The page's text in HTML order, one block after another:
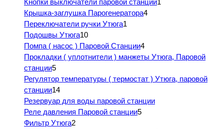
Кнопки выключатели паровой станции1
Крышка-заглушка Парогенератора4
Переключатели ручки Утюга1
Подошвы Утюга10
Помпа ( насос ) Паровой Станции4
Прокладки ( уплотнители ) манжеты Утюга, Паровой
станции5
Регулятор температуры ( термостат ) Утюга, паровой
станции14
Резервуар для воды паровой станции
Реле давления Паровой станции5
Фильтр Утюга2